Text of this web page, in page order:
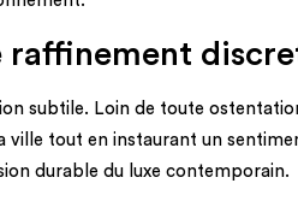
subtile. Loin de toute
tout en instaurant un
durable du luxe contemporain.